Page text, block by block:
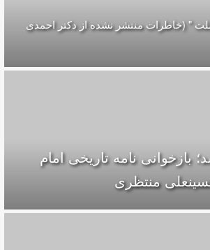
ملت " (خاطرات منتشر نشده از دکتر احمدی
بازخوانی نامه تاریخی امام
منتظری